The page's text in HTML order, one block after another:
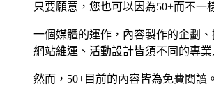
只要願意，您也可以因為50+而不一
一個媒體的運作，內容製作的企劃、
網站維運、活動設計皆須不同的專業
然而，50+目前的內容皆為免費閱讀